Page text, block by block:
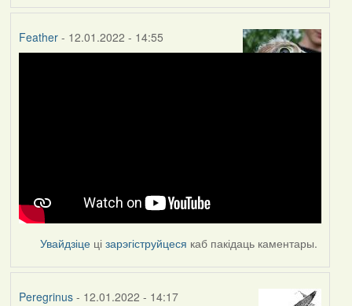
Feather- 12.01.2022 - 14:55
Увайдзіце цізарэгіструйцеся каб пакідаць каментары.
Peregrinus- 12.01.2022 - 14:17